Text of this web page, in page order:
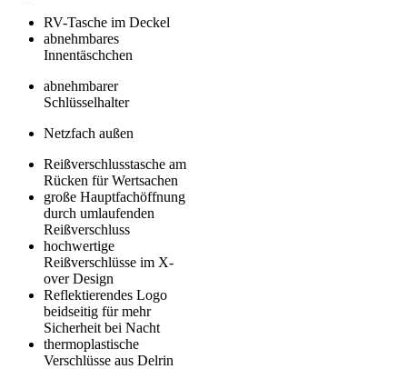
RV-Tasche im Deckel
abnehmbares
Innentäschchen
abnehmbarer
Schlüsselhalter
Netzfach außen
Reißverschlusstasche am
Rücken für Wertsachen
große Hauptfachöffnung
durch umlaufenden
Reißverschluss
hochwertige
Reißverschlüsse im X-
over Design
Reflektierendes Logo
beidseitig für mehr
Sicherheit bei Nacht
thermoplastische
Verschlüsse aus Delrin